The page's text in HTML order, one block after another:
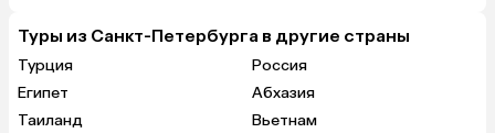
Туры из Санкт-Петербурга в другие страны
Турция
Россия
Египет
Абхазия
Таиланд
Вьетнам